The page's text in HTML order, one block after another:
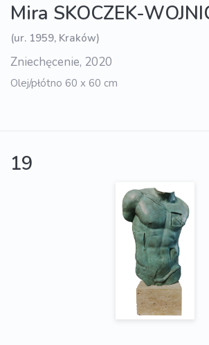
Mira SKOCZEK-
(ur. 1959, Kraków)
Zniechęcenie, 2020
Olej/płótno 60 x 60 cm
19